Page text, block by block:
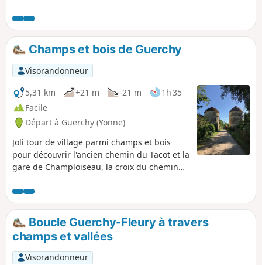
tourné vers sa rivière et la nature.
Empruntez le chemin de l’eau et ne
manquez pas, le verger conservatoire, les
peupliers noirs ainsi que le Puits d’Enfer. À
pied, en vélo ou avec une canne à pêche,
pratiquez l’activité qui vous convient !
Champs et bois de Guerchy
Visorandonneur
5,31 km
+21 m -21 m
1h 35
Facile
Départ à Guerchy (Yonne)
Joli tour de village parmi champs et bois
pour découvrir l'ancien chemin du Tacot et la
gare de Champloiseau, la croix du chemin
l'étang de Guerchy et revient par la route de
Fleury la Vallée. Parcours assez ombragé
pour l'été et très agréable. 27/09/2023
Message de la modération : Itinéraire
modifié pour éviter propriété privée.
Boucle Guerchy-Fleury à travers
champs et vallées
Visorandonneur